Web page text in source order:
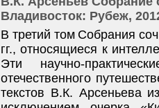
Владивосток: Рубеж,
В третий том Собрания
гг., относящиеся к
Эти научно-
отечественного
текстов В.К. Арсеньева